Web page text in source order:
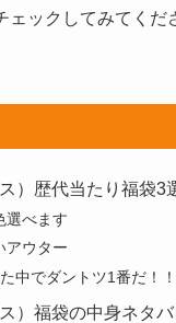
ックしてみてくだ
）歴代当たり福袋3
選べます
アウター
中でダントツ1番だ！！
）福袋の中身ネタバ